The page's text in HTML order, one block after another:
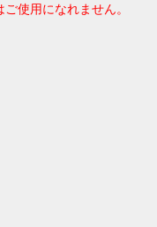
ご使用になれません。